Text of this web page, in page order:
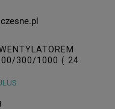
300/1000 ( 24